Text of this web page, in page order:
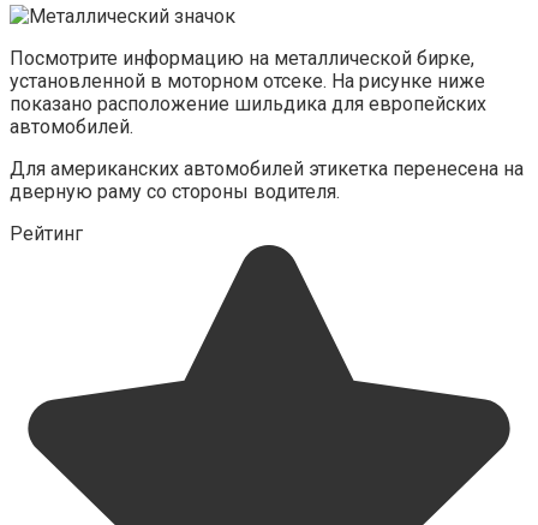
Посмотрите информацию на металлической бирке,
установленной в моторном отсеке. На рисунке ниже
показано расположение шильдика для европейских
автомобилей.
Для американских автомобилей этикетка перенесена на
дверную раму со стороны водителя.
Рейтинг